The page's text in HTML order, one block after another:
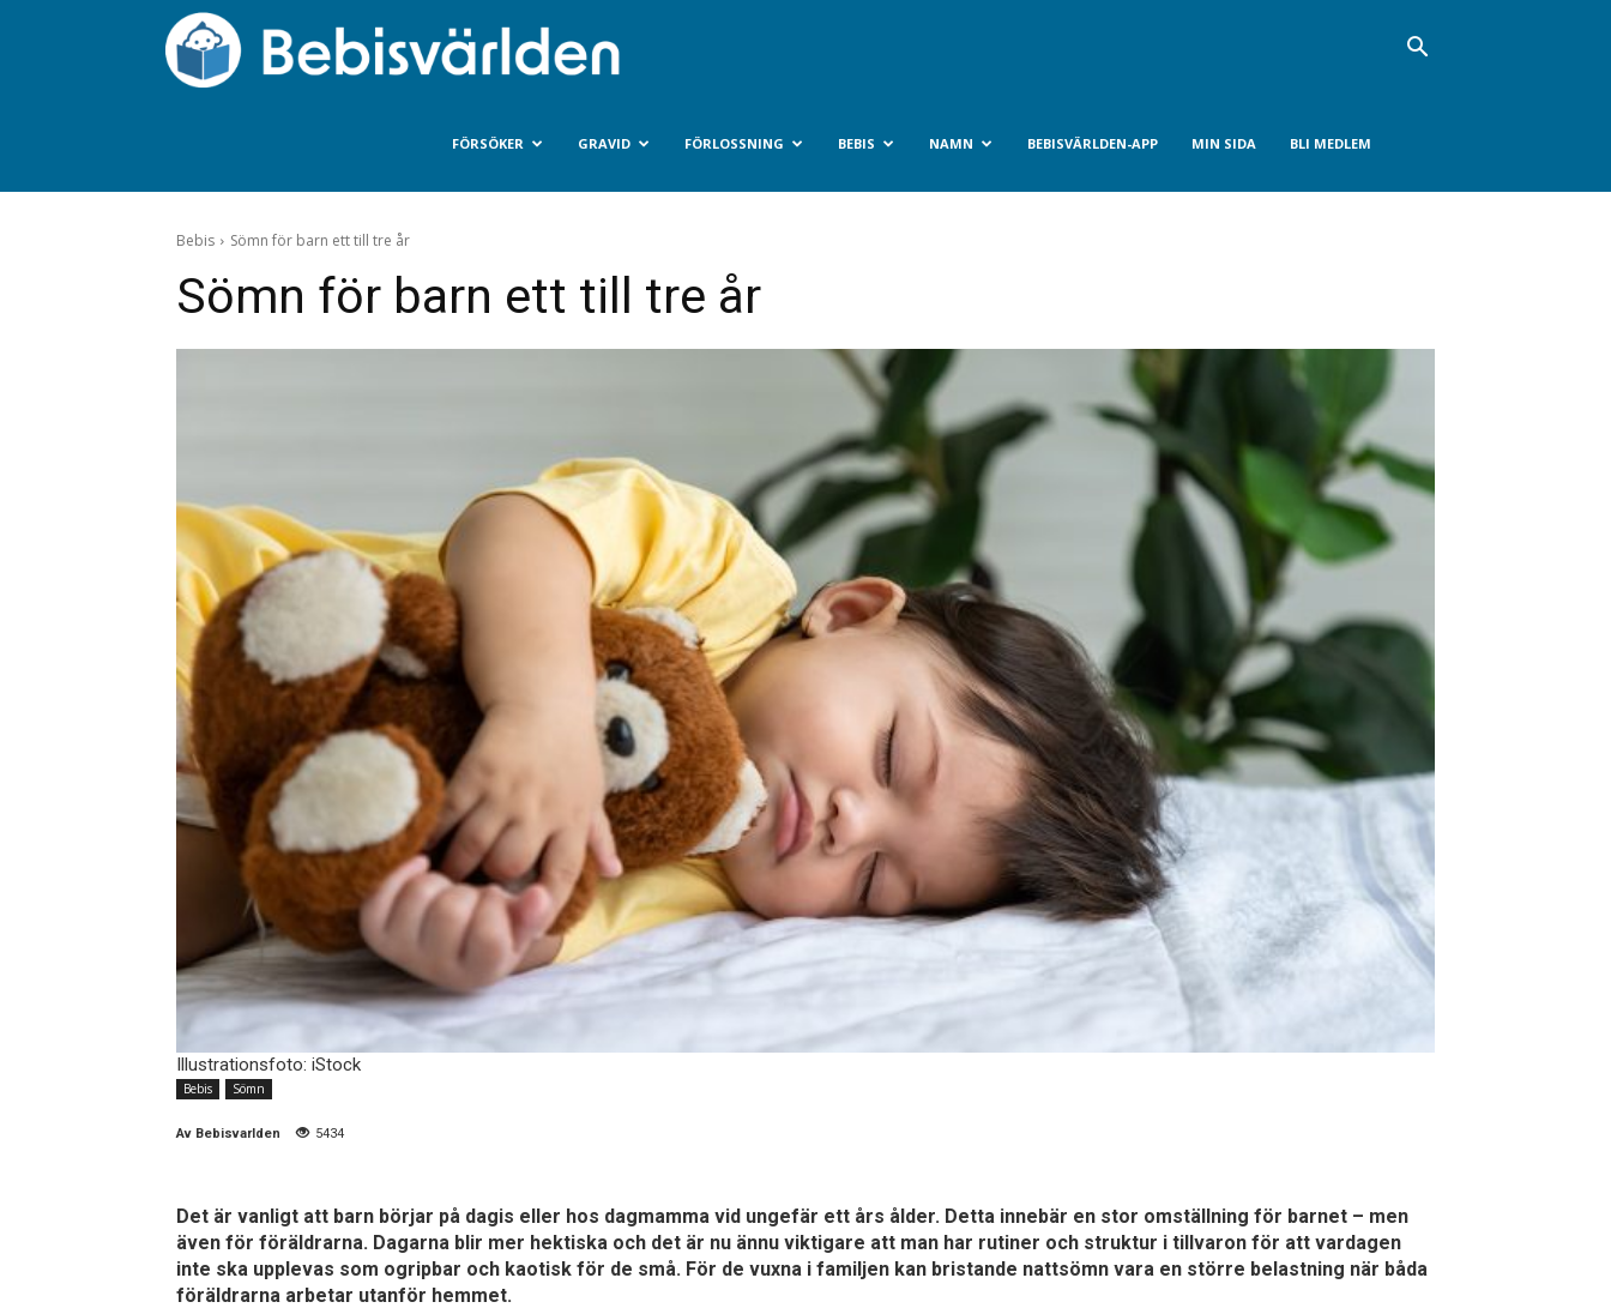
FÖRSÖKER GRAVID FÖRLOSSNING BEBIS NAMN BEBISVÄRLDEN-APP MIN SIDA BLI MEDLEM
Bebis Sömn för barn ett till tre år
Sömn för barn ett till tre år
Illustrationsfoto: iStock
Bebis Sömn
Av Bebisvarlden 5434
Det är vanligt att barn börjar på dagis eller hos dagmamma vid ungefär ett års ålder. Detta innebär en stor omställning för barnet – men
även för föräldrarna. Dagarna blir mer hektiska och det är nu ännu viktigare att man har rutiner och struktur i tillvaron för att vardagen
inte ska upplevas som ogripbar och kaotisk för de små. För de vuxna i familjen kan bristande nattsömn vara en större belastning när båda
föräldrarna arbetar utanför hemmet.